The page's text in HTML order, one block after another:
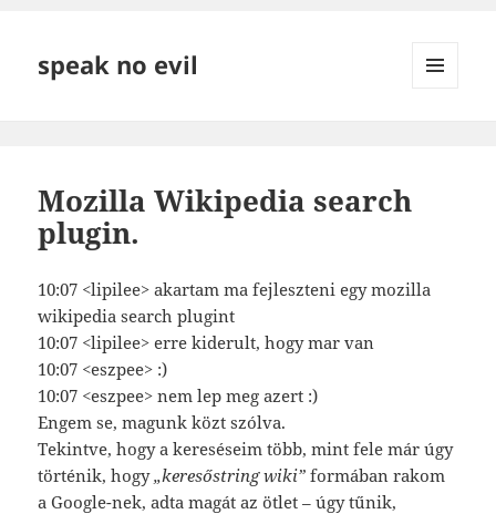
speak no evil
Mozilla Wikipedia search
plugin.
10:07 <lipilee> akartam ma fejleszteni egy mozilla
wikipedia search plugint
10:07 <lipilee> erre kiderult, hogy mar van
10:07 <eszpee> :)
10:07 <eszpee> nem lep meg azert :)
Engem se, magunk közt szólva.
Tekintve, hogy a kereséseim több, mint fele már úgy
történik, hogy„keresőstring wiki” formában rakom
a Google-nek, adta magát az ötlet – úgy tűnik,